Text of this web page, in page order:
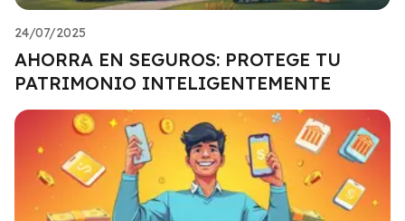
24/07/2025
AHORRA EN SEGUROS: PROTEGE TU
PATRIMONIO INTELIGENTEMENTE